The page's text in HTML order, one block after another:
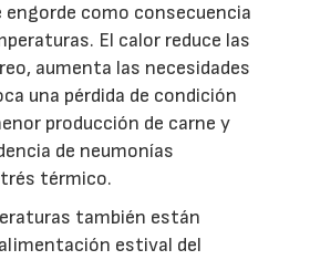
engorde como consecuencia
El calor reduce las
aumenta las necesidades
una pérdida de condición
producción de carne y
de neumonías
térmico.
también están
estival del